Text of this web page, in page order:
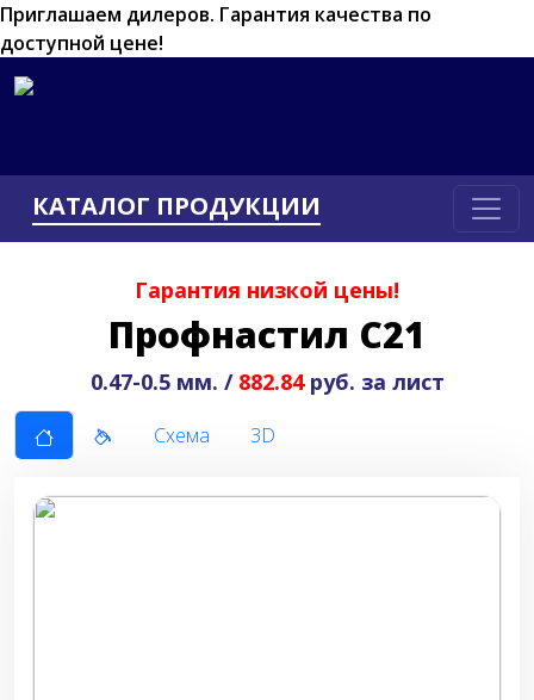
Приглашаем дилеров. Гарантия качества по
доступной цене!
КАТАЛОГ ПРОДУКЦИИ
Гарантия низкой цены!
Профнастил С21
0.47-0.5 мм. / 882.84 руб. за лист
Схема 3D